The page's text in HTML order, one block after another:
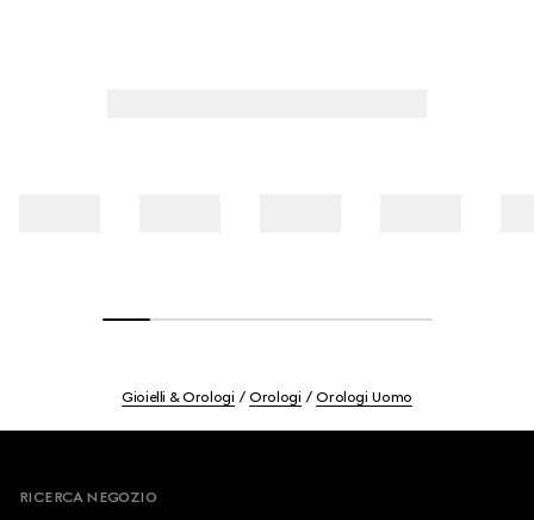
Gioielli & Orologi Orologi Orologi Uomo
RICERCA NEGOZIO